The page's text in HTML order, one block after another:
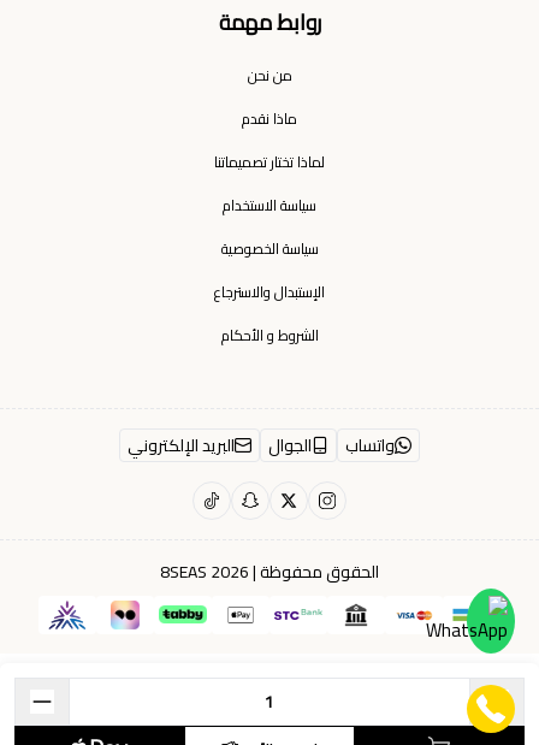
روابط مهمة
من نحن
ماذا نقدم
لماذا تختار تصميماتنا
سياسة الاستخدام
سياسة الخصوصية
الإستبدال والاسترجاع
الشروط و الأحكام
واتساب الجوال البريد الإلكتروني
الحقوق محفوظة | 2026 8SEAS